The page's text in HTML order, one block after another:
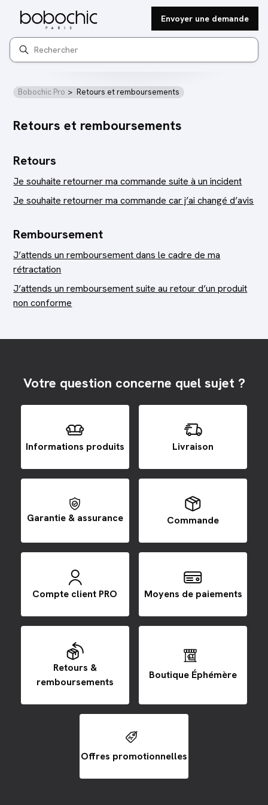
Envoyer une demande
Recherche
Bobochic Pro Retours et remboursements
Retours et remboursements
Retours
Je souhaite retourner ma commande suite à un incident
Je souhaite retourner ma commande car j’ai changé d’avis
Remboursement
J’attends un remboursement dans le cadre de ma
rétractation
J’attends un remboursement suite au retour d’un produit
non conforme
Votre question concerne quel sujet ?
Informations produits Livraison
Garantie & assurance Commande
Compte client PRO Moyens de paiements
Retours &
remboursements
Boutique Éphémère
Offres promotionnelles